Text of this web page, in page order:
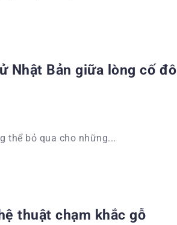
Nhật Bản giữa lòng cố đô
thể bỏ qua cho những...
thuật chạm khắc gỗ